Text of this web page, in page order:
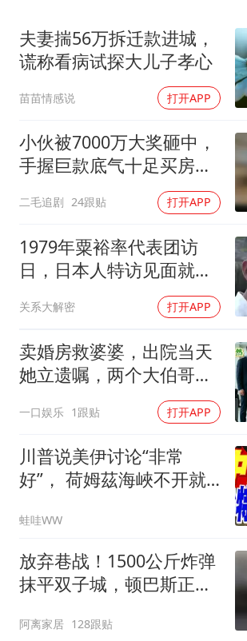
要给全体职工“
中国经济展现
夫妻揣56万拆迁款进城，
谎称看病试探大儿子孝心
苗苗情感说 打开APP
小伙被7000万大奖砸中，
手握巨款底气十足买房不
二毛追剧 24跟贴 打开APP
1979年粟裕率代表团访
日，日本人特访见面就喊
关系大解密 打开APP
卖婚房救婆婆，出院当天
她立遗嘱，两个大伯哥傻
一口娱乐 1跟贴 打开APP
川普说美伊讨论“非常
好”， 荷姆茲海峽不开就
谢寒冰｜辣晚报20260805
蛙哇WW
放弃巷战！1500公斤炸弹
抹平双子城，顿巴斯正变
阿离家居 128跟贴